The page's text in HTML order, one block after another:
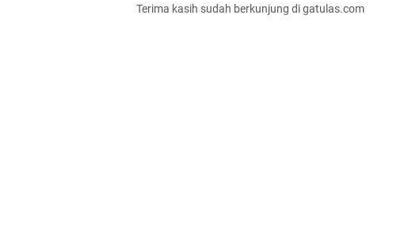
Terima kasih sudah berkunjung di gatulas.com